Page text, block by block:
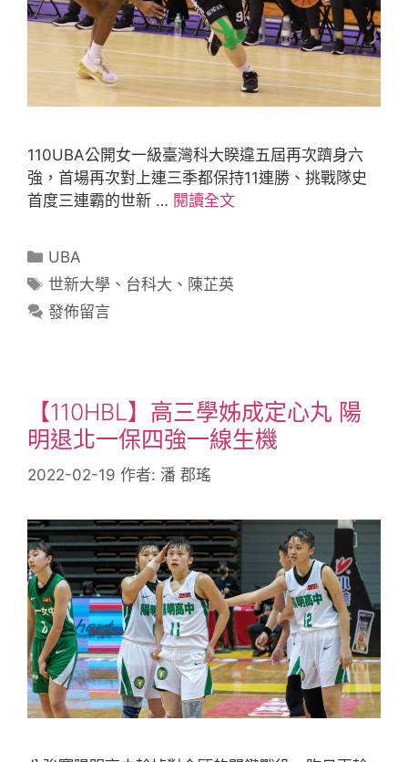
110UBA公開女一級臺灣科大睽違五屆再次躋身六
強，首場再次對上連三季都保持11連勝、挑戰隊史
首度三連霸的世新 … 閱讀全文
UBA
世新大學 、 台科大 、 陳芷英
發佈留言
【110HBL】高三學姊成定心丸 陽
明退北一保四強一線生機
2022-02-19 作者: 潘 郡瑤